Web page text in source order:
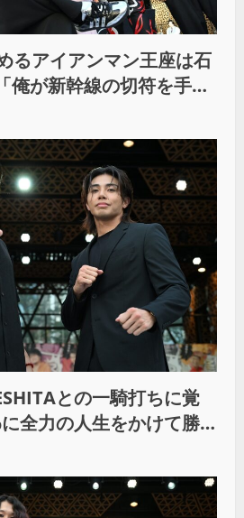
るアイアンマン王座は石
俺が新幹線の切符を手に
切るぞ」
との一騎打ちに覚
全力の人生をかけて勝